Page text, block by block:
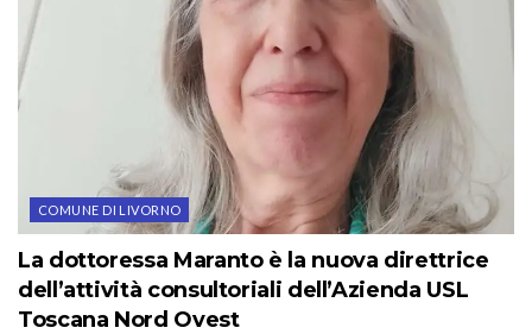
COMUNE DI LIVORNO
La dottoressa Maranto è la nuova direttrice
dell’attività consultoriali dell’Azienda USL
Toscana Nord Ovest